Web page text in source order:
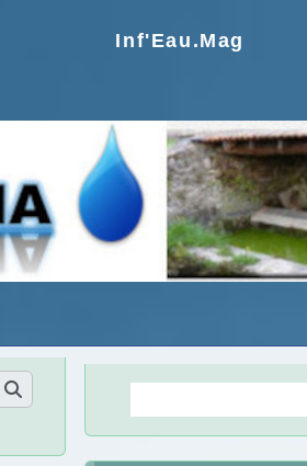
Inf'Eau.Mag